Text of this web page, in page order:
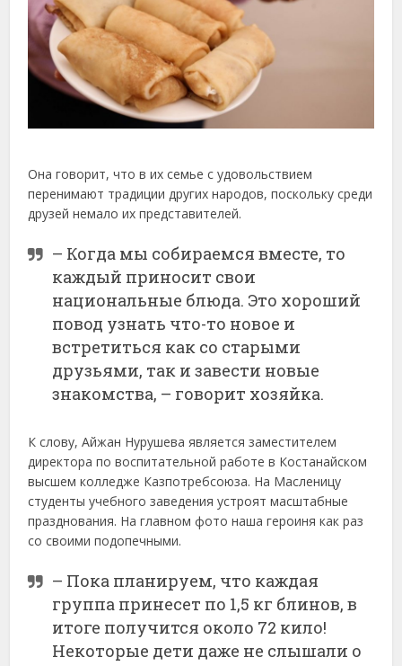
Она говорит, что в их семье с удовольствием
перенимают традиции других народов, поскольку среди
друзей немало их представителей.
– Когда мы собираемся вместе, то
каждый приносит свои
национальные блюда. Это хороший
повод узнать что-то новое и
встретиться как со старыми
друзьями, так и завести новые
знакомства, – говорит хозяйка.
К слову, Айжан Нурушева является заместителем
директора по воспитательной работе в Костанайском
высшем колледже Казпотребсоюза. На Масленицу
студенты учебного заведения устроят масштабные
празднования. На главном фото наша героиня как раз
со своими подопечными.
– Пока планируем, что каждая
группа принесет по 1,5 кг блинов, в
итоге получится около 72 кило!
Некоторые дети даже не слышали о